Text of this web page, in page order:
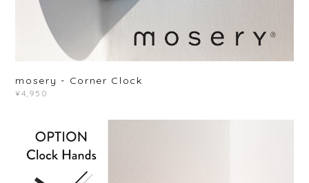
mosery - Corner Clock
¥4,950